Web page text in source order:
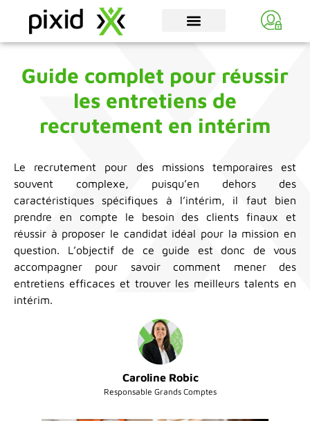
Guide complet pour réussir
les entretiens de
recrutement en intérim
Le recrutement pour des missions temporaires est
souvent complexe, puisqu’en dehors des
caractéristiques spécifiques à l’intérim, il faut bien
prendre en compte le besoin des clients finaux et
réussir à proposer le candidat idéal pour la mission en
question. L’objectif de ce guide est donc de vous
accompagner pour savoir comment mener des
entretiens efficaces et trouver les meilleurs talents en
intérim.
Caroline Robic
Responsable Grands Comptes